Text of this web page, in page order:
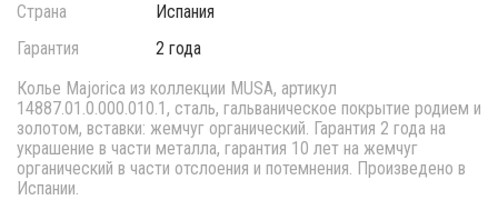
Страна
Испания
Гарантия
2 года
Колье Majorica из коллекции MUSA, артикул
14887.01.0.000.010.1, сталь, гальваническое покрытие родием и
золотом, вставки: жемчуг органический. Гарантия 2 года на
украшение в части металла, гарантия 10 лет на жемчуг
органический в части отслоения и потемнения. Произведено в
Испании.